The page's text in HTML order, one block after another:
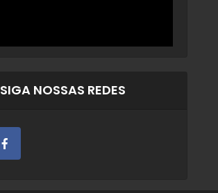
SIGA NOSSAS REDES